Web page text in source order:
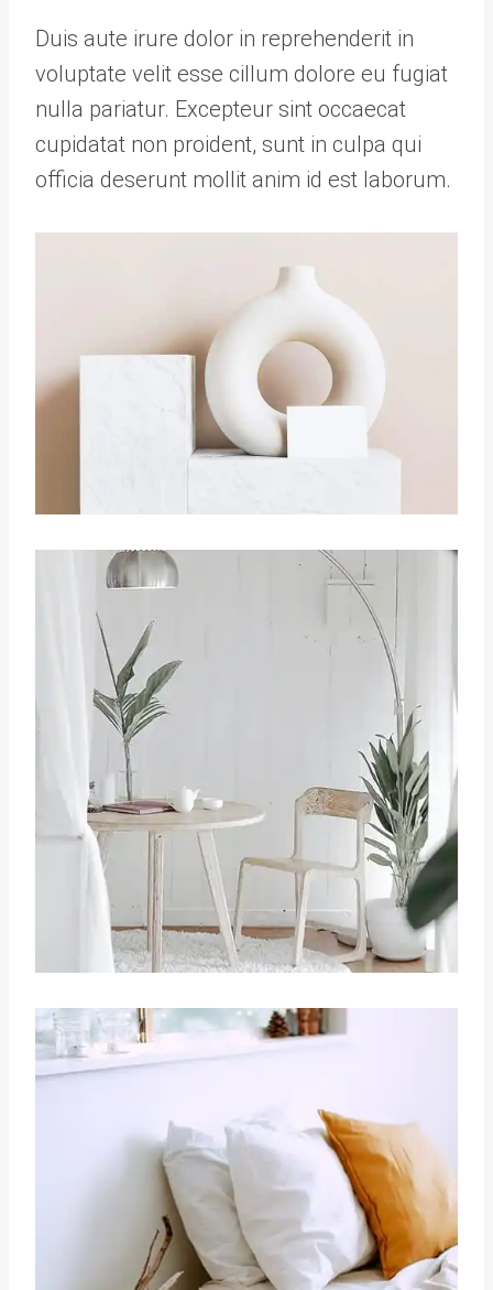
Duis aute irure dolor in reprehenderit in
voluptate velit esse cillum dolore eu fugiat
nulla pariatur. Excepteur sint occaecat
cupidatat non proident, sunt in culpa qui
officia deserunt mollit anim id est laborum.